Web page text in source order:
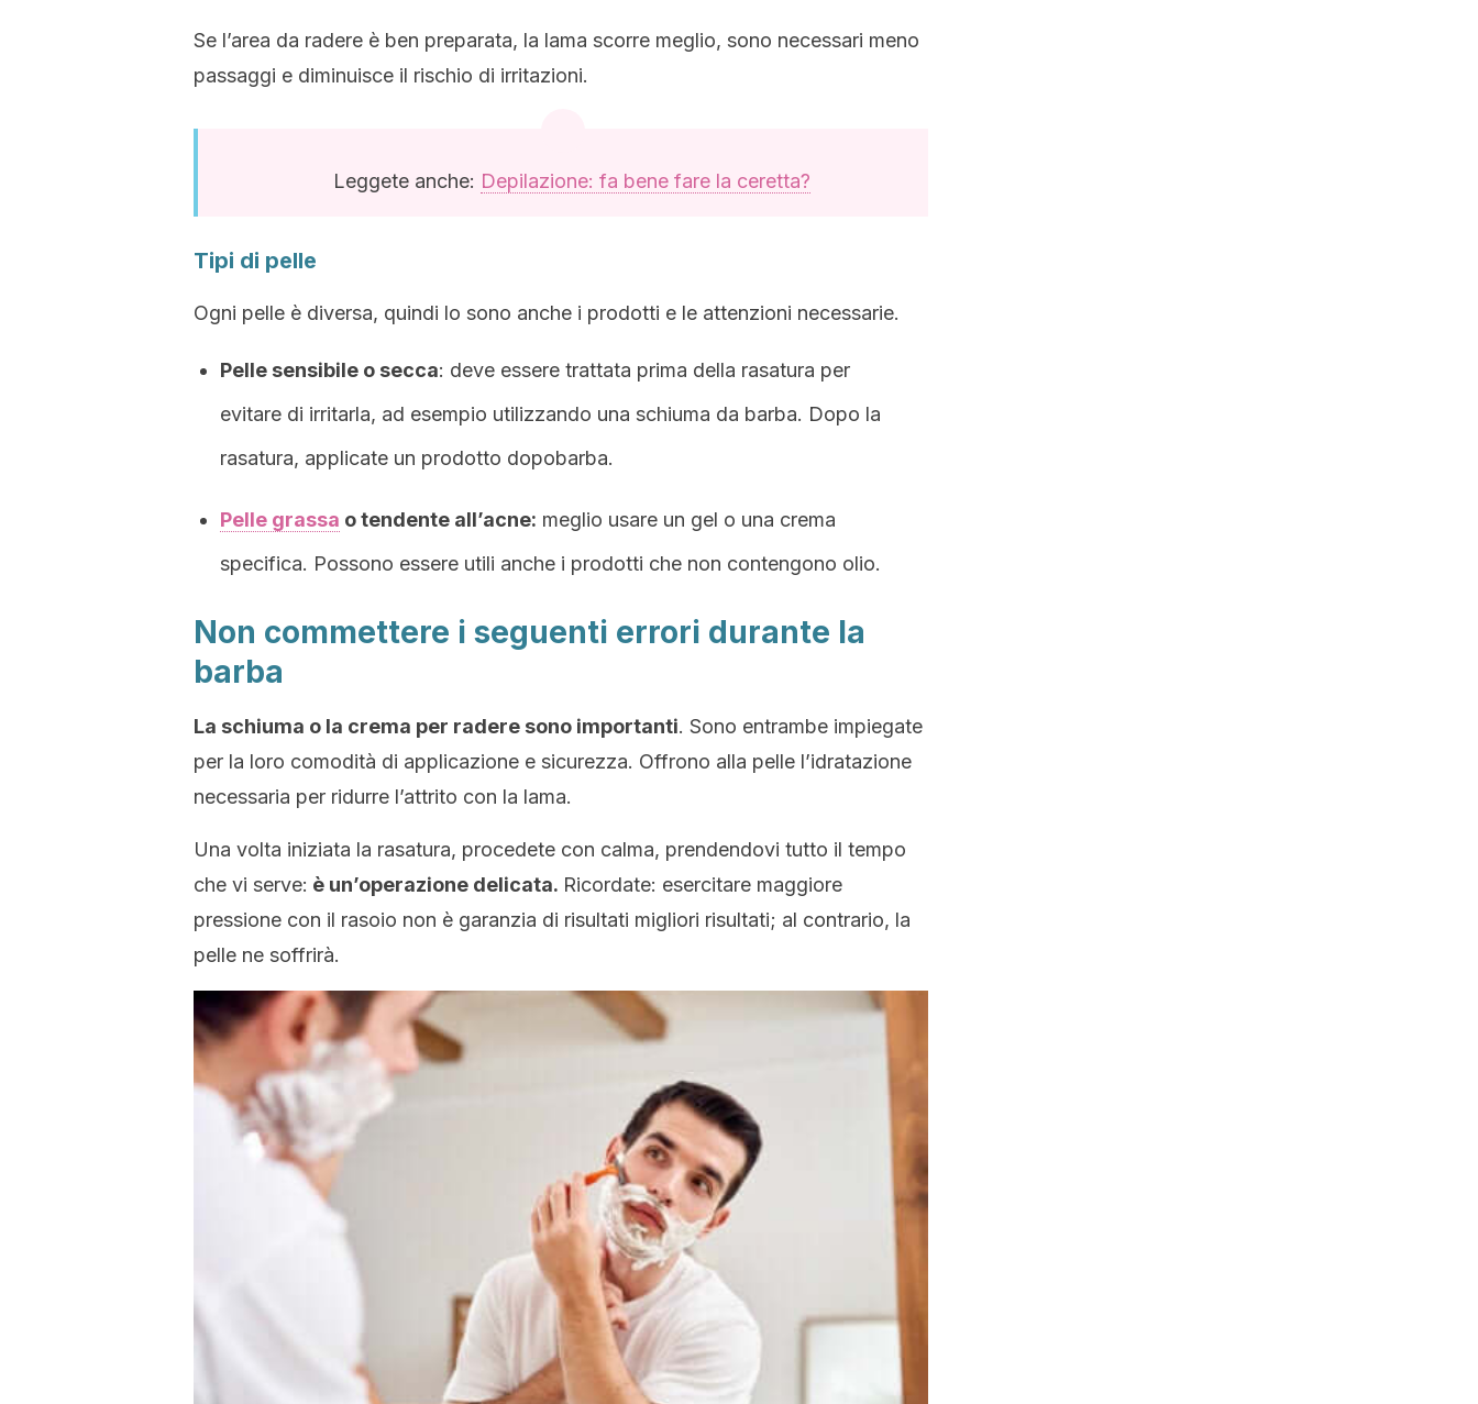
Se l’area da radere è ben preparata, la lama scorre meglio, sono necessari meno
passaggi e diminuisce il rischio di irritazioni.
Leggete anche: Depilazione: fa bene fare la ceretta?
Tipi di pelle
Ogni pelle è diversa, quindi lo sono anche i prodotti e le attenzioni necessarie.
Pelle sensibile o secca: deve essere trattata prima della rasatura per
evitare di irritarla, ad esempio utilizzando una schiuma da barba. Dopo la
rasatura, applicate un prodotto dopobarba.
Pelle grassa o tendente all’acne: meglio usare un gel o una crema
specifica. Possono essere utili anche i prodotti che non contengono olio.
Non commettere i seguenti errori durante la
barba
La schiuma o la crema per radere sono importanti. Sono entrambe impiegate
per la loro comodità di applicazione e sicurezza. Offrono alla pelle l’idratazione
necessaria per ridurre l’attrito con la lama.
Una volta iniziata la rasatura, procedete con calma, prendendovi tutto il tempo
che vi serve: è un’operazione delicata. Ricordate: esercitare maggiore
pressione con il rasoio non è garanzia di risultati migliori risultati; al contrario, la
pelle ne soffrirà.